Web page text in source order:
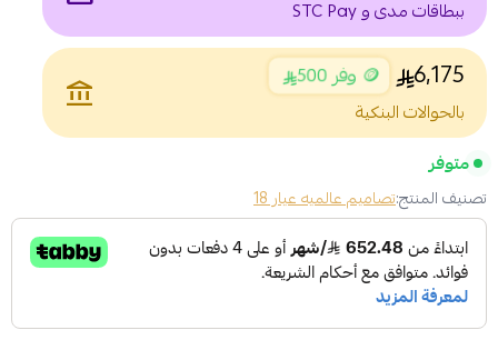
ببطاقات مدى و STC Pay
6,175 🪙 وفر 500
بالحوالات البنكية
account_balance
متوفر
تصنيف المنتج:تصاميم عالميه عيار 18